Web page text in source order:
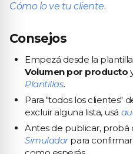
Cómo lo ve tu cliente.
Consejos
Empezá desde la plantilla
Volumen por producto
Plantillas.
Para "todos los clientes"
excluir alguna lista, usá
Antes de publicar, probá
Simuladorpara